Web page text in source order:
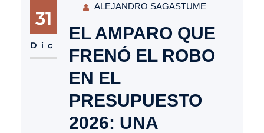
31
Dic
ALEJANDRO SAGASTUME
EL AMPARO QUE
FRENÓ EL ROBO
EN EL
PRESUPUESTO
2026: UNA